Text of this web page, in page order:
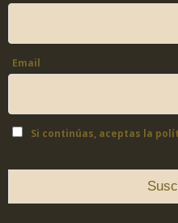
Email
Si continúas, aceptas la